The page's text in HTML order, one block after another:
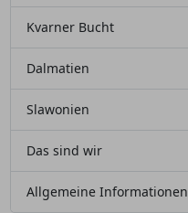
Kvarner Bucht
Dalmatien
Slawonien
Das sind wir
Allgemeine Informationen